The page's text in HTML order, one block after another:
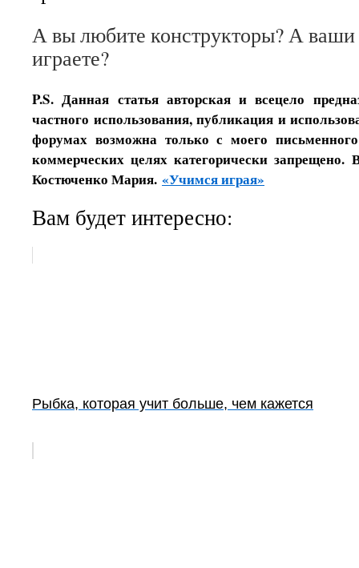
А вы любите конструкторы? А ваши
играете?
P.S. Данная статья авторская и всецело
частного использования, публикация и
форумах возможна только с моего
коммерческих целях категорически
Костюченко Мария. «Учимся играя»
Вам будет интересно:
Рыбка, которая учит больше, чем кажется